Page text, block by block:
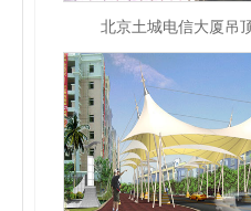
北京土城电信大厦吊